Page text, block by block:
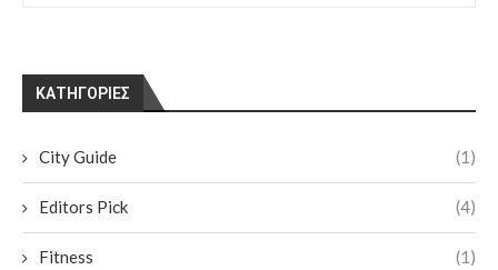
KΑΤΗΓΟΡΊΕΣ
City Guide (1)
Editors Pick (4)
Fitness (1)